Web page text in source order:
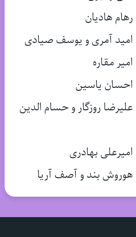
هادیان
امید آمری و یوسف صیادی
مقاره
احسان یاسین
روزگار و حسام الدین
بهادری
بند و آصف آریا